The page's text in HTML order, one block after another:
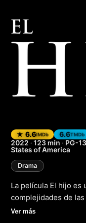
The
★ 6.6IMDb 6.6TMDb
2022 · 123 min · PG-13
States of America
Drama
La película El hijo es
complejidades de
encontrar la
Ver más